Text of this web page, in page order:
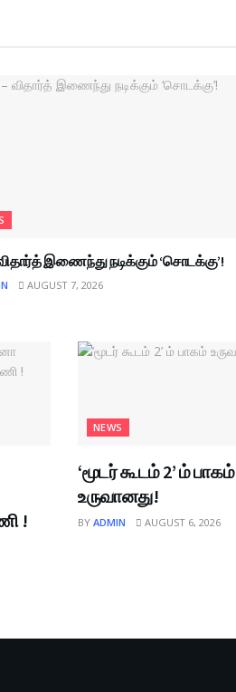
விதார்த் இணைந்து நடிக்கும் ‘சொடக்கு’!
AUGUST 7, 2026
!
NEWS
‘மூடர் கூடம் 2’ ம் பாகம்
உருவானது!
BY ADMIN AUGUST 6, 2026